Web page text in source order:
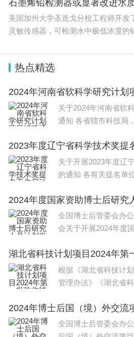
美国加州大学圣迭戈分校工程师开发
灵敏传感器，可检测水中极低浓度的
热点精选
2024年河南省软科学研究计划
关于2024年河南省软
通知 各省辖市科技局，济源示范区、航空港区
2023年度辽宁省科学技术奖提
关于开展2023年度辽
的通知 各有关提名单位（专家）： 根据《辽宁
2024年度国家资助博士后研究
全国博士后管委会办
会关于开展2024年度
湖北省科技计划项目2024年第
根据《湖北省科技计
管理办法》《湖北省
2024年博士后国（境）外交流
全国博士后管委会办